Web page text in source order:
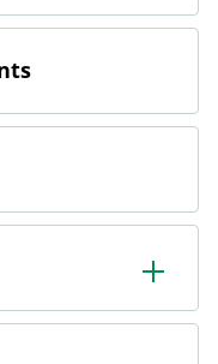
football, l'outdoor, le